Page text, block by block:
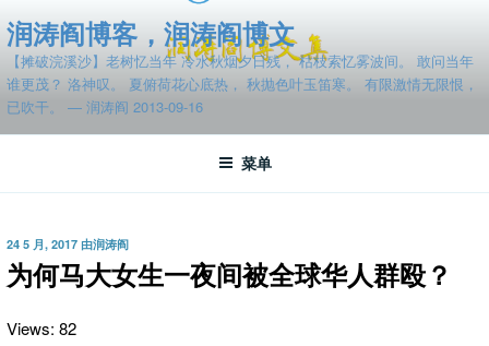
至
容
润涛阎博客，润涛阎博文
【摊破浣溪沙】老树忆当年 冷水秋烟夕日残， 枯枝索忆雾波间。 敢问当年
谁更茂？ 洛神叹。 夏俯荷花心底热， 秋抛色叶玉笛寒。 有限激情无限恨，
已吹干。 — 润涛阎 2013-09-16
菜单
发
布
于
24 5 月, 2017 由润涛阎
为何马大女生一夜间被全球华人群殴？
Views: 82